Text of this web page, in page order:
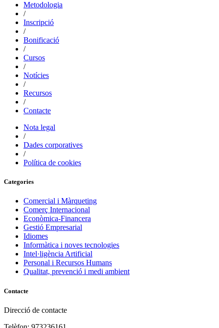
Metodologia
/
Inscripció
/
Bonificació
/
Cursos
/
Notícies
/
Recursos
/
Contacte
Nota legal
/
Dades corporatives
/
Política de cookies
Categories
Comercial i Màrqueting
Comerç Internacional
Econòmica-Financera
Gestió Empresarial
Idiomes
Informàtica i noves tecnologies
Intel·ligència Artificial
Personal i Recursos Humans
Qualitat, prevenció i medi ambient
Contacte
Direcció de contacte